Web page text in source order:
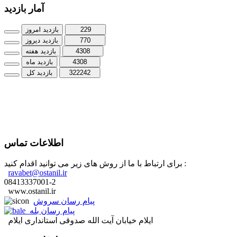
آمار بازدید
بازدید امروز
229
بازدید دیروز
770
بازدید هفته
4308
بازدید ماه
4308
بازدید کل
322242
اطلاعات تماس
برای ارتباط با ما از روش های زیر می توانید اقدام کنید :
ravabet@ostanil.ir
08413337001-2
www.ostanil.ir
پیام رسان سروش
پیام رسان بله
ایلام خیابان آیت الله صدوقی استانداری ایلام